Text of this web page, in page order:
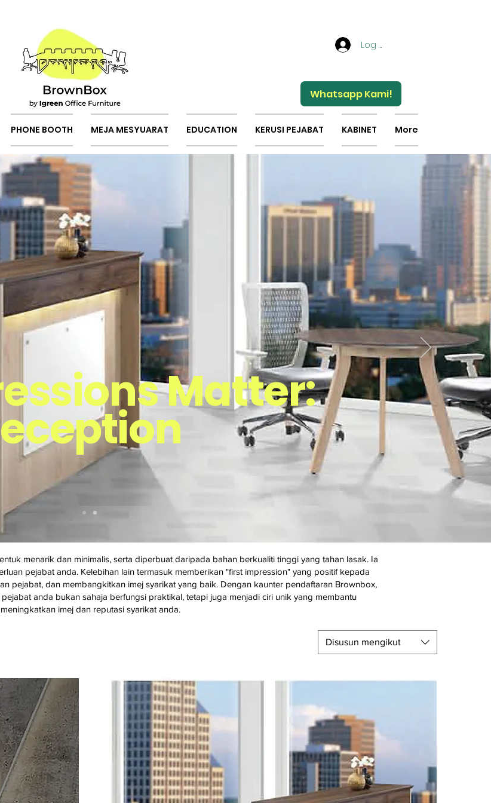
Log Masuk
Whatsapp Kami!
PHONE BOOTH MEJA MESYUARAT EDUCATION KERUSI PEJABAT KABINET More
Matter:
menarik dan minimalis, serta diperbuat daripada bahan berkualiti tinggi yang tahan lasak. Ia
pejabat anda. Kelebihan lain termasuk memberikan "first impression" yang positif kepada
pejabat, dan membangkitkan imej syarikat yang baik. Dengan kaunter pendaftaran Brownbox,
anda bukan sahaja berfungsi praktikal, tetapi juga menjadi ciri unik yang membantu
meningkatkan imej dan reputasi syarikat anda.
Disusun mengikut